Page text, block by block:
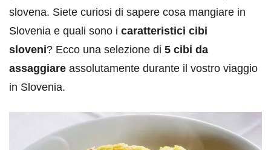
slovena. Siete curiosi di sapere cosa mangiare in
Slovenia e quali sono i caratteristici cibi
sloveni? Ecco una selezione di 5 cibi da
assaggiare assolutamente durante il vostro viaggio
in Slovenia.